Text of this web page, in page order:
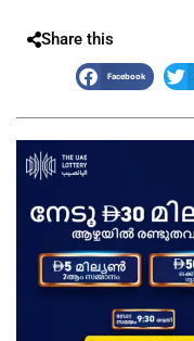
Share this
Facebook